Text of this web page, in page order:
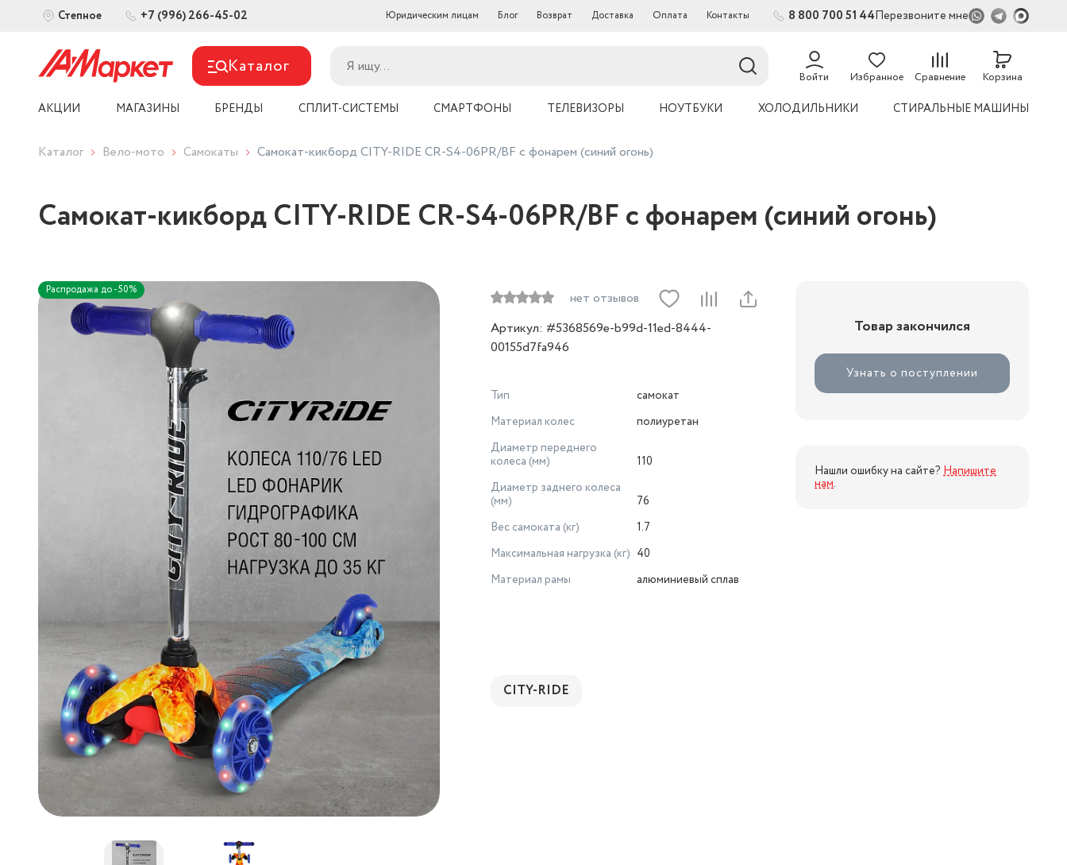
Степное +7 (996) 266-45-02 Юридическим лицам Блог Возврат Доставка Оплата Контакты 8 800 700 51 44Перезвоните мне
Каталог Войти Избранное Сравнение
54
Корзина
АКЦИИ МАГАЗИНЫ БРЕНДЫ СПЛИТ-СИСТЕМЫ СМАРТФОНЫ ТЕЛЕВИЗОРЫ НОУТБУКИ ХОЛОДИЛЬНИКИ СТИРАЛЬНЫЕ МАШИНЫ
Каталог Вело-мото Самокаты Самокат-кикборд CITY-RIDE CR-S4-06PR/BF c фонарем (синий огонь)
Самокат-кикборд CITY-RIDE CR-S4-06PR/BF c фонарем (синий огонь)
Распродажа до -50%
нет отзывов
Артикул: #5368569e-b99d-11ed-8444-
00155d7fa946
Тип
самокат
Материал колес
полиуретан
Диаметр переднего
колеса (мм)
110
Диаметр заднего колеса
(мм)
76
Вес самоката (кг)
1.7
Максимальная нагрузка (кг) 40
Материал рамы
алюминиевый сплав
CITY-RIDE
Товар закончился
Узнать о поступлении
Нашли ошибку на сайте? Напишите
нам.